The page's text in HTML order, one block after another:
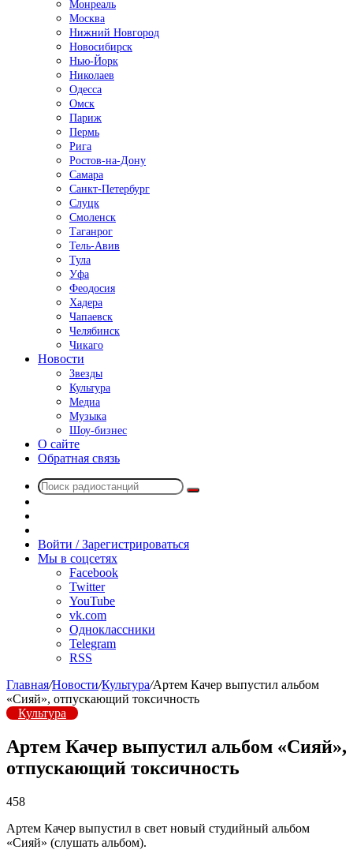
Монреаль
Москва
Нижний Новгород
Новосибирск
Нью-Йорк
Николаев
Одесса
Омск
Париж
Пермь
Рига
Ростов-на-Дону
Самара
Санкт-Петербург
Слуцк
Смоленск
Таганрог
Тель-Авив
Тула
Уфа
Феодосия
Хадера
Чапаевск
Челябинск
Чикаго
Новости
Звезды
Культура
Медиа
Музыка
Шоу-бизнес
О сайте
Обратная связь
Поиск
радио
Войти / Зарегистрироваться
Мы в соцсетях
Facebook
Twitter
YouTube
vk.com
Одноклассники
Telegram
RSS
Главная/Новости/Культура/Артем Качер выпустил альбом
«Сияй», отпускающий токсичность
Культура
Артем Качер выпустил альбом «Сияй»,
отпускающий токсичность
458
Артем Качер выпустил в свет новый студийный альбом
«Сияй» (слушать альбом).